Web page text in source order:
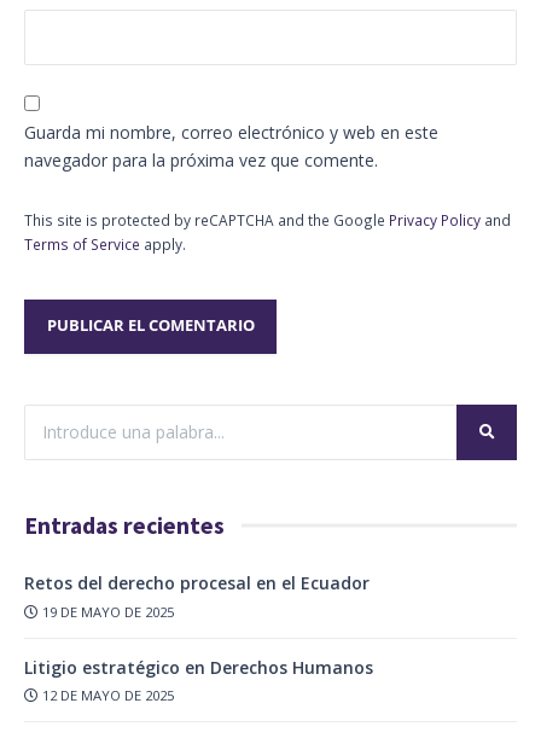
Guarda mi nombre, correo electrónico y web en este
navegador para la próxima vez que comente.
This site is protected by reCAPTCHA and the Google Privacy Policy and
Terms of Service apply.
Entradas recientes
Retos del derecho procesal en el Ecuador
19 DE MAYO DE 2025
Litigio estratégico en Derechos Humanos
12 DE MAYO DE 2025